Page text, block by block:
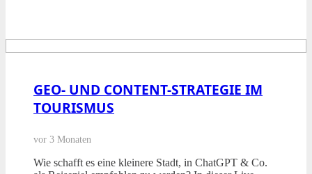
GEO- UND CONTENT-STRATEGIE IM
TOURISMUS
vor 3 Monaten
Wie schafft es eine kleinere Stadt, in ChatGPT & Co.